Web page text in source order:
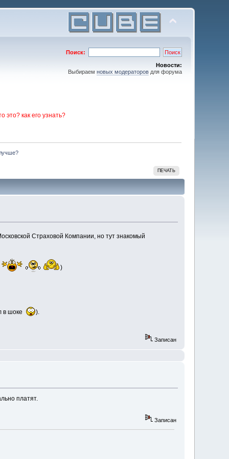
Поиск:
Новости:
Выбираем новых модераторовдля форума
это? как его узнать?
ПЕЧАТЬ
Страховой Компании, но тут знакомый
)
в шоке
).
Записан
платят.
Записан